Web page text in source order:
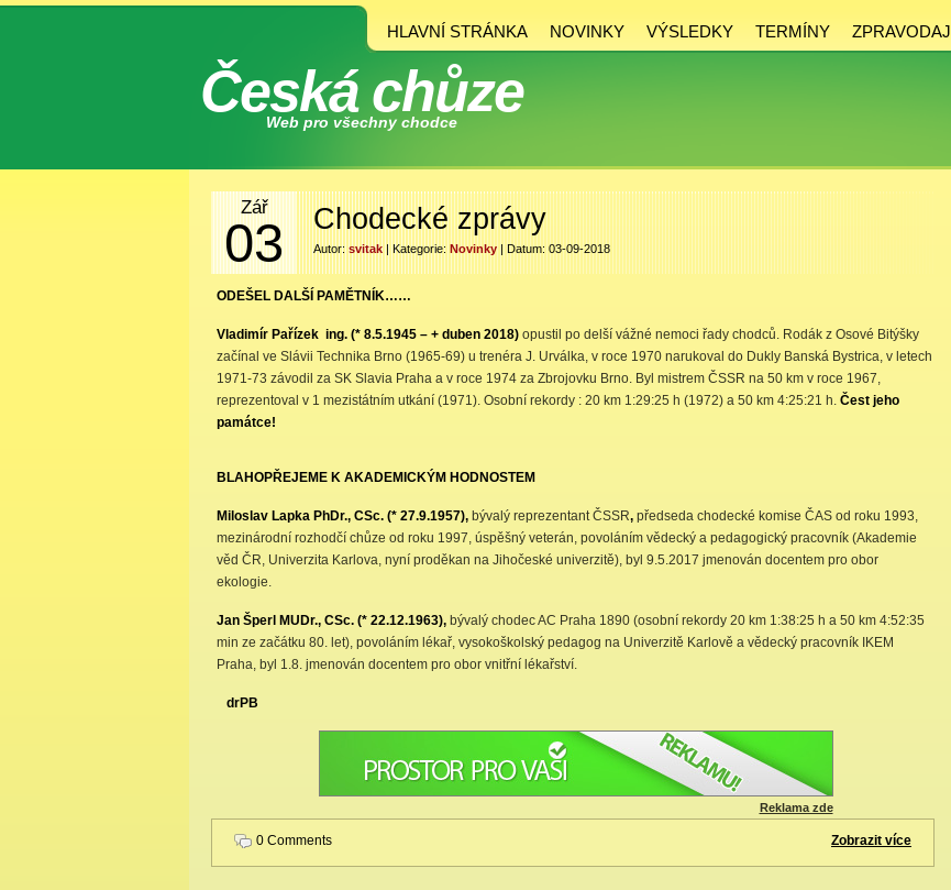
HLAVNÍ STRÁNKA NOVINKY VÝSLEDKY TERMÍNY ZPRAVODAJ
Česká chůze
Web pro všechny chodce
Zář
03 Chodecké zprávy
Autor: svitak | Kategorie: Novinky | Datum: 03-09-2018
ODEŠEL DALŠÍ PAMĚTNÍK……
Vladimír Pařízek ing. (* 8.5.1945 – + duben 2018) opustil po delší vážné nemoci řady chodců. Rodák z Osové Bitýšky
začínal ve Slávii Technika Brno (1965-69) u trenéra J. Urválka, v roce 1970 narukoval do Dukly Banská Bystrica, v letech
1971-73 závodil za SK Slavia Praha a v roce 1974 za Zbrojovku Brno. Byl mistrem ČSSR na 50 km v roce 1967,
reprezentoval v 1 mezistátním utkání (1971). Osobní rekordy : 20 km 1:29:25 h (1972) a 50 km 4:25:21 h. Čest jeho
památce!
BLAHOPŘEJEME K AKADEMICKÝM HODNOSTEM
Miloslav Lapka PhDr., CSc. (* 27.9.1957), bývalý reprezentant ČSSR, předseda chodecké komise ČAS od roku 1993,
mezinárodní rozhodčí chůze od roku 1997, úspěšný veterán, povoláním vědecký a pedagogický pracovník (Akademie
věd ČR, Univerzita Karlova, nyní proděkan na Jihočeské univerzitě), byl 9.5.2017 jmenován docentem pro obor
ekologie.
Jan Šperl MUDr., CSc. (* 22.12.1963), bývalý chodec AC Praha 1890 (osobní rekordy 20 km 1:38:25 h a 50 km 4:52:35
min ze začátku 80. let), povoláním lékař, vysokoškolský pedagog na Univerzitě Karlově a vědecký pracovník IKEM
Praha, byl 1.8. jmenován docentem pro obor vnitřní lékařství.
drPB
Reklama zde
0 Comments Zobrazit více